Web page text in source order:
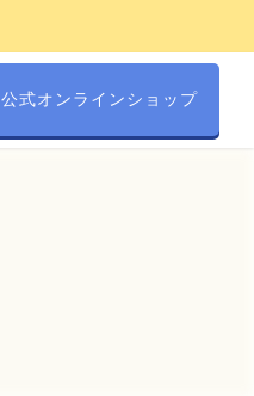
公式オンラインショップ